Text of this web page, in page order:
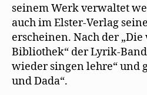
seinem Werk verwaltet
auch im Elster-Verlag
erscheinen. Nach der
Bibliothek“ der Lyrik-Band
wieder singen lehre“ und
und Dada“.